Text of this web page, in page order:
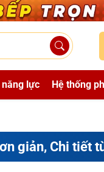
năng lực Hệ thống
giản, Chi tiết